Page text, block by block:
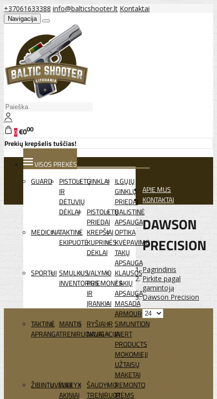
+37061633388 info@balticshooter.lt Kontaktai
Navigacija
0€000
Prekių krepšelis tuščias!
VISOS PREKĖS
GUARD
PISTOLETŲ
IR
DĖTUVIŲ
DĖKLAI
GINKLAI ILGŲJŲ
GINKLŲ
PRIEDAI
PISTOLETŲ
PRIEDAI
BALISTINĖ
APSAUGA
MEDICINATAKTINĖ
EKIPUOTĖ
KREPŠIAI
KUPRINĖS
DĖKLAI
OPTIKA
KVĖPAVIMO
TAKŲ
APSAUGA
SPORTUI SMULKUS
INVENTORIUS
VALYMO
PRIEMONĖS
IR
ĮRANKIAI
KLAUSOS
/ AKIŲ
APSAUGA
MASADA
ARMOUR
TAKTINĖ
APRANGA
MANTIS
TRENIRUOKLIAI
RYŠIAI IR
NAVIGACIJA
SIMUNITION
INERT
PRODUCTS
MOKOMIEJI
UŽTAISŲ
MAKETAI
ŽIBINTUVĖLIAI
WILEYX
AKINIAI
ŠAUDYMO
TRENIRUOTĖMS
REMONTO
IR
APIE MUS
KONTAKTAI
DAWSON
PRECISION
Pagrindinis
Pirkite pagal
gamintoją
Dawson Precision